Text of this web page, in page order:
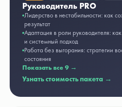
Руководитель PRO
Лидерство в нестабильности: как
результат
Адаптация в роли руководителя:
и системный подход
Работа без выгорания: стратегии
состояния
Показать все 9 →
Узнать стоимость пакета →